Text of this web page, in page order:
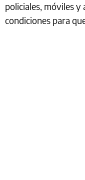
policiales, móviles y
condiciones para